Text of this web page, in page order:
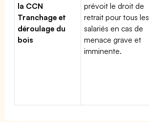
la CCN
Tranchage et
déroulage du
bois
prévoit le droit de
retrait pour tous les
salariés en cas de
menace grave et
imminente.